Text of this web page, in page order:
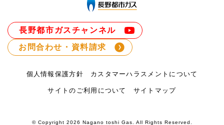
長野都市ガスチャンネル
お問合わせ・資料請求
個人情報保護方針 カスタマーハラスメントについて
サイトのご利用について サイトマップ
© Copyright 2026 Nagano toshi Gas. All Rights Reserved.